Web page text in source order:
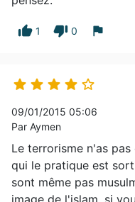
thumb_up 1 thumb_down 0 flag
    
09/01/2015 05:06
Par Aymen
Le terrorisme n'as
qui le pratique est
sont même pas